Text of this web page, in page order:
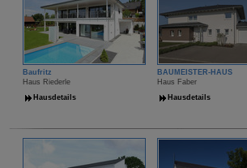
Baufritz
Haus Riederle
Hausdetails
BAUMEISTER-HAUS
Haus Faber
Hausdetails